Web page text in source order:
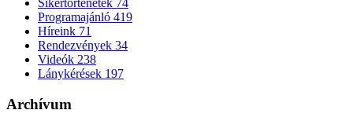
Sikertörténetek 74
Programajánló 419
Híreink 71
Rendezvények 34
Videók 238
Lánykérések 197
Archívum